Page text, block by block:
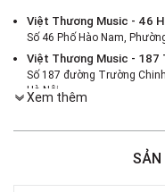
Việt Thương Music - 46
Số 46 Phố Hào Nam,
Việt Thương Music - 187
Số 187 đường Trường
Hà Nội
Việt Thương Music - 180
Xem thêm
SẢN